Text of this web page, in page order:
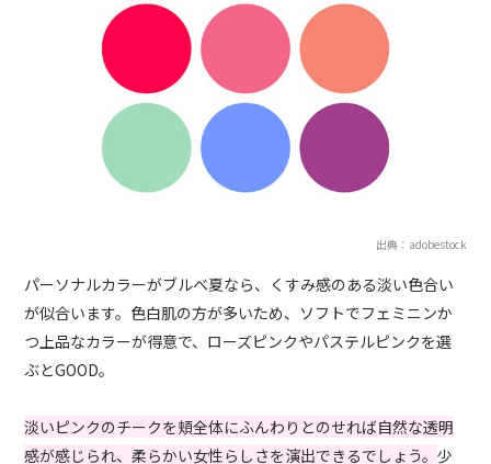
出典：adobestock
パーソナルカラーがブルベ夏なら、くすみ感のある淡い色合い
が似合います。色白肌の方が多いため、ソフトでフェミニンか
つ上品なカラーが得意で、ローズピンクやパステルピンクを選
ぶとGOOD。
淡いピンクのチークを頬全体にふんわりとのせれば自然な透明
感が感じられ、柔らかい女性らしさを演出できるでしょう。少